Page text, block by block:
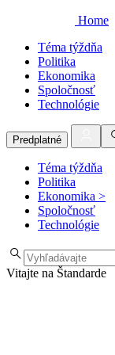
Home
Téma týždňa
Politika
Ekonomika
Spoločnosť
Technológie
Predplatné
Téma týždňa
Politika
Ekonomika >
Spoločnosť
Technológie
Vitajte na Štandarde